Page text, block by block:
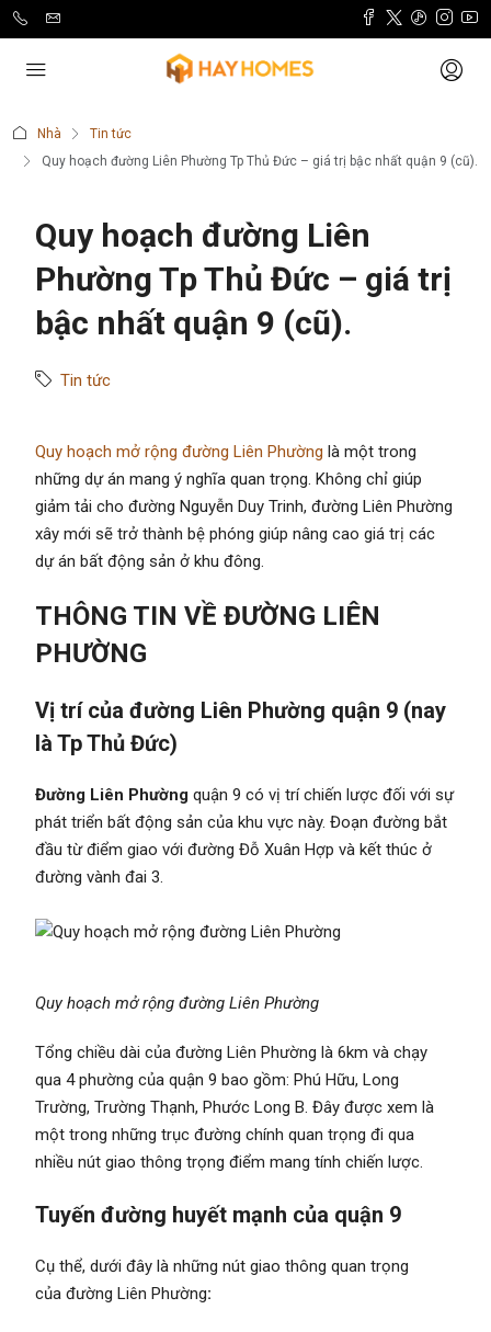
Nhà
Tin tức
Quy hoạch đường Liên Phường Tp Thủ Đức – giá trị bậc nhất quận 9 (cũ).
Quy hoạch đường Liên
Phường Tp Thủ Đức – giá trị
bậc nhất quận 9 (cũ).
Tin tức
Quy hoạch mở rộng đường Liên Phường là một trong
những dự án mang ý nghĩa quan trọng. Không chỉ giúp
giảm tải cho đường Nguyễn Duy Trinh, đường Liên Phường
xây mới sẽ trở thành bệ phóng giúp nâng cao giá trị các
dự án bất động sản ở khu đông.
THÔNG TIN VỀ ĐƯỜNG LIÊN
PHƯỜNG
Vị trí của đường Liên Phường quận 9 (nay
là Tp Thủ Đức)
Đường Liên Phường quận 9 có vị trí chiến lược đối với sự
phát triển bất động sản của khu vực này. Đoạn đường bắt
đầu từ điểm giao với đường Đỗ Xuân Hợp và kết thúc ở
đường vành đai 3.
Quy hoạch mở rộng đường Liên Phường
Tổng chiều dài của đường Liên Phường là 6km và chạy
qua 4 phường của quận 9 bao gồm: Phú Hữu, Long
Trường, Trường Thạnh, Phước Long B. Đây được xem là
một trong những trục đường chính quan trọng đi qua
nhiều nút giao thông trọng điểm mang tính chiến lược.
Tuyến đường huyết mạnh của quận 9
Cụ thể, dưới đây là những nút giao thông quan trọng
của đường Liên Phường: